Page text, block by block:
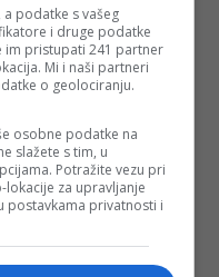
višestruko veću od
manja kompanija
dostupnim
ostvario prihode od
22 miliona eura.
grupu kompanija koja
zbog čega bi ova
od najvećih i
prehrambenoj
podatke s vašeg
i druge podatke
im pristupati 241 partner
Mi i naši partneri
o geolociranju.
osobne podatke na
slažete s tim, u
Potražite vezu pri
lokacije za upravljanje
postavkama privatnosti i